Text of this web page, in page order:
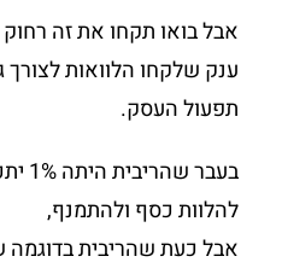
אבל בואו תקחו את זה רחוק
ענק שלקחו הלוואות לצורך
תפעול העסק.
להלוות כסף ולהתמנף,
אבל כעת שהריבית בדוגמה